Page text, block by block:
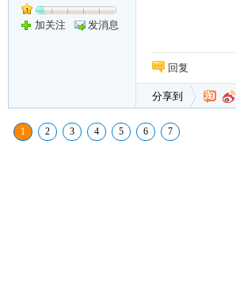
加关注 发消息
回复
分享到
1 2 3 4 5 6 7